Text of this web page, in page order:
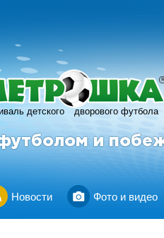
детского дворового футбола
R
и
Новости Фото и видео